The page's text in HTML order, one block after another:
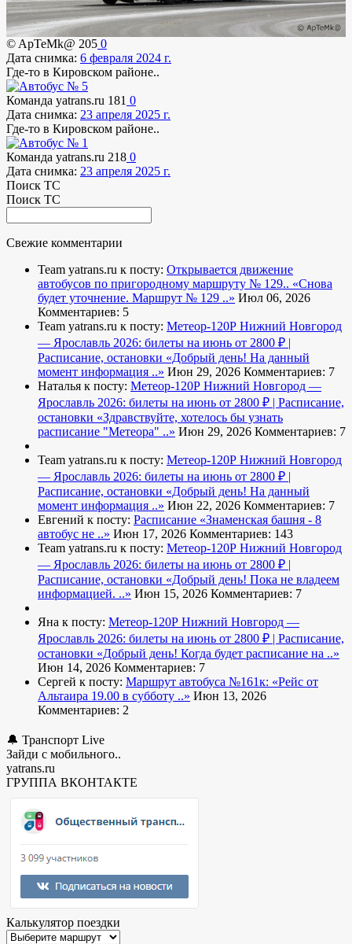
© ApTeMk@ 205 0
Дата снимка: 6 февраля 2024 г.
Где-то в Кировском районе..
Команда yatrans.ru 181 0
Дата снимка: 23 апреля 2025 г.
Где-то в Кировском районе..
Команда yatrans.ru 218 0
Дата снимка: 23 апреля 2025 г.
Поиск ТС
Поиск ТС
Свежие комментарии
Team yatrans.ru к посту: Открывается движение
автобусов по пригородному маршруту № 129.. «Снова
будет уточнение. Маршрут № 129 ..» Июл 06, 2026
Комментариев: 5
Team yatrans.ru к посту: Метеор-120Р Нижний Новгород
— Ярославль 2026: билеты на июнь от 2800 ₽ |
Расписание, остановки «Добрый день! На данный
момент информация ..» Июн 29, 2026 Комментариев: 7
Наталья к посту: Метеор-120Р Нижний Новгород —
Ярославль 2026: билеты на июнь от 2800 ₽ | Расписание,
остановки «Здравствуйте, хотелось бы узнать
расписание "Метеора" ..» Июн 29, 2026 Комментариев: 7
Team yatrans.ru к посту: Метеор-120Р Нижний Новгород
— Ярославль 2026: билеты на июнь от 2800 ₽ |
Расписание, остановки «Добрый день! На данный
момент информация ..» Июн 22, 2026 Комментариев: 7
Евгений к посту: Расписание «Знаменская башня - 8
автобус не ..» Июн 17, 2026 Комментариев: 143
Team yatrans.ru к посту: Метеор-120Р Нижний Новгород
— Ярославль 2026: билеты на июнь от 2800 ₽ |
Расписание, остановки «Добрый день! Пока не владеем
информацией. ..» Июн 15, 2026 Комментариев: 7
Яна к посту: Метеор-120Р Нижний Новгород —
Ярославль 2026: билеты на июнь от 2800 ₽ | Расписание,
остановки «Добрый день! Когда будет расписание на ..»
Июн 14, 2026 Комментариев: 7
Сергей к посту: Маршрут автобуса №161к: «Рейс от
Альтаира 19.00 в субботу ..» Июн 13, 2026
Комментариев: 2
🔔 Транспорт Live
Зайди с мобильного..
yatrans.ru
ГРУППА ВКОНТАКТЕ
Калькулятор поездки